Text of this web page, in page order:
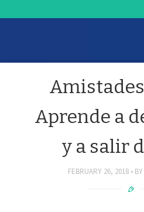
Aprende a
y a salir
FEBRUARY 26, 2018 BY